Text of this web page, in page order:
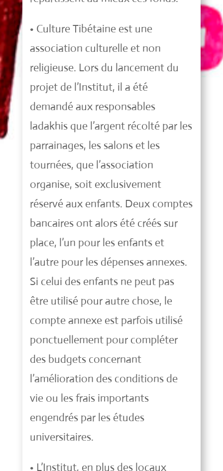
• Culture Tibétaine est une
association culturelle et non
religieuse. Lors du lancement du
projet de l’Institut, il a été
demandé aux responsables
ladakhis que l’argent récolté par les
parrainages, les salons et les
tournées, que l’association
organise, soit exclusivement
réservé aux enfants. Deux comptes
bancaires ont alors été créés sur
place, l’un pour les enfants et
l’autre pour les dépenses annexes.
Si celui des enfants ne peut pas
être utilisé pour autre chose, le
compte annexe est parfois utilisé
ponctuellement pour compléter
des budgets concernant
l’amélioration des conditions de
vie ou les frais importants
engendrés par les études
universitaires.
• L’Institut, en plus des locaux